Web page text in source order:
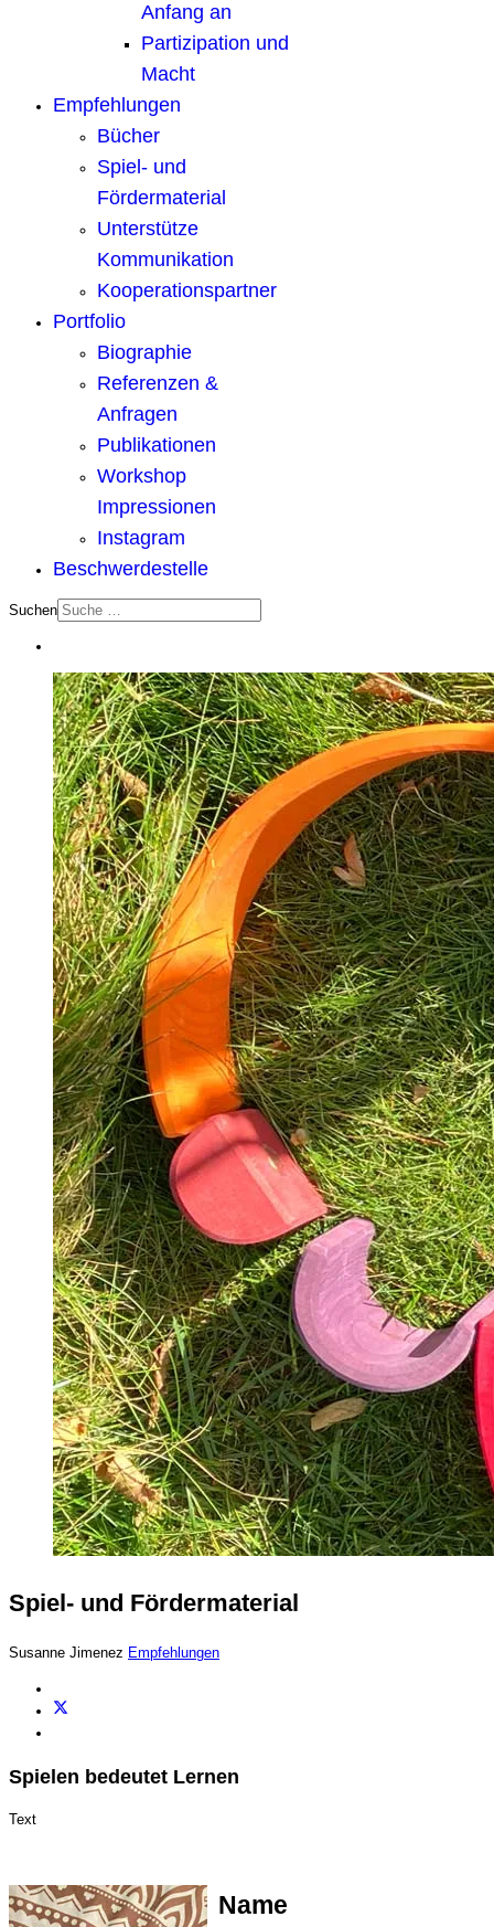
Anfang an
Partizipation und
Macht
Empfehlungen
Bücher
Spiel- und
Fördermaterial
Unterstütze
Kommunikation
Kooperationspartner
Portfolio
Biographie
Referenzen &
Anfragen
Publikationen
Workshop
Impressionen
Instagram
Beschwerdestelle
Suchen
Spiel- und Fördermaterial
Susanne Jimenez Empfehlungen
Spielen bedeutet Lernen
Text
Name